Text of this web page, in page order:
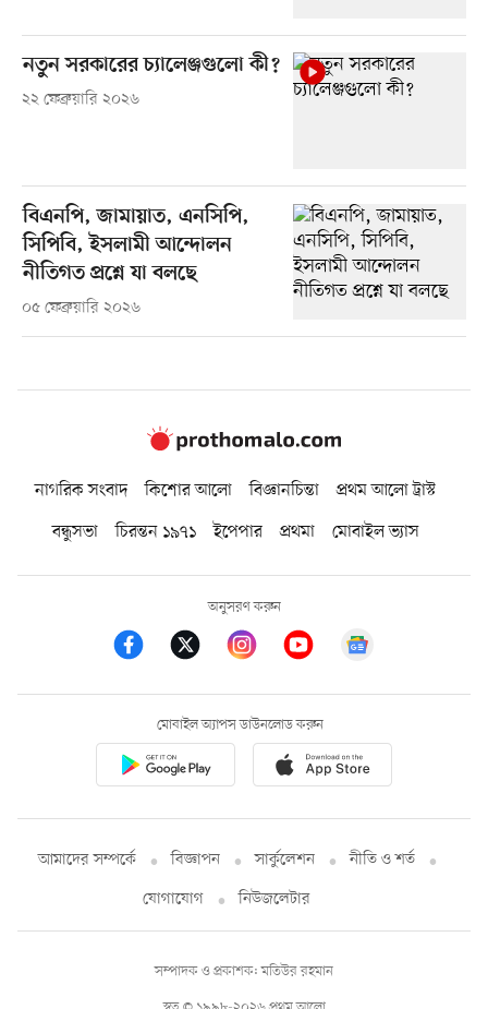
নতুন সরকারের চ্যালেঞ্জগুলো কী?
২২ ফেব্রুয়ারি ২০২৬
বিএনপি, জামায়াত, এনসিপি,
সিপিবি, ইসলামী আন্দোলন
নীতিগত প্রশ্নে যা বলছে
০৫ ফেব্রুয়ারি ২০২৬
নাগরিক সংবাদ কিশোর আলো বিজ্ঞানচিন্তা
প্রথম আলো ট্রাস্ট
বন্ধুসভা
চিরন্তন ১৯৭১ ইপেপার প্রথমা মোবাইল ভ্যাস
অনুসরণ করুন
মোবাইল অ্যাপস ডাউনলোড করুন
আমাদের সম্পর্কে বিজ্ঞাপন সার্কুলেশন
নীতি ও শর্ত
যোগাযোগ
নিউজলেটার
সম্পাদক ও প্রকাশক: মতিউর রহমান